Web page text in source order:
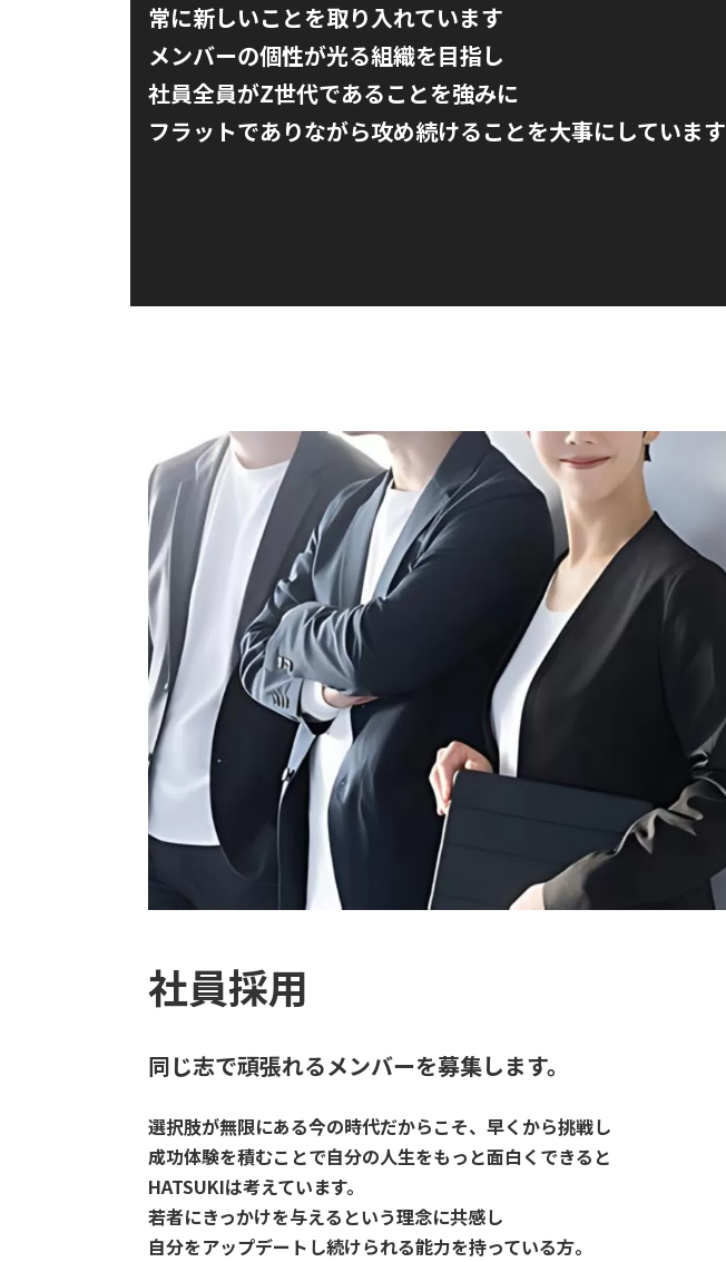
常に新しいことを取り入れています
メンバーの個性が光る組織を目指し
社員全員がZ世代であることを強みに
フラットでありながら攻め続けることを大事にしています
社員採用
同じ志で頑張れるメンバーを募集します。
選択肢が無限にある今の時代だからこそ、早くから挑戦し
成功体験を積むことで自分の人生をもっと面白くできると
HATSUKIは考えています。
若者にきっかけを与えるという理念に共感し
自分をアップデートし続けられる能力を持っている方。